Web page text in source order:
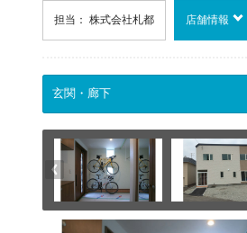
担当： 株式会社札都 店舗情報